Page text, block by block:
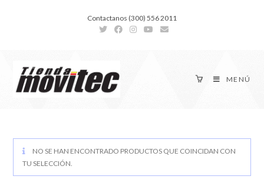
Contactanos (300) 556 2011
MENÚ
NO SE HAN ENCONTRADO PRODUCTOS QUE COINCIDAN CON
TU SELECCIÓN.